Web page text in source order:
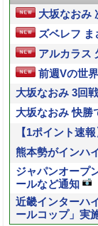
大坂なおみ
ズベレフ ま
アルカラス
前週Vの世
大坂なおみ 3回
大坂なおみ 快勝
【1ポイント速
熊本勢がインハ
ジャパンオープ
ールなど通知
近畿インターハ
ールコップ」実